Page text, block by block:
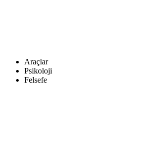
Araçlar
Psikoloji
Felsefe